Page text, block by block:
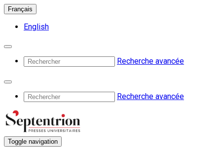
Français
English
Recherche avancée
Recherche avancée
Toggle navigation